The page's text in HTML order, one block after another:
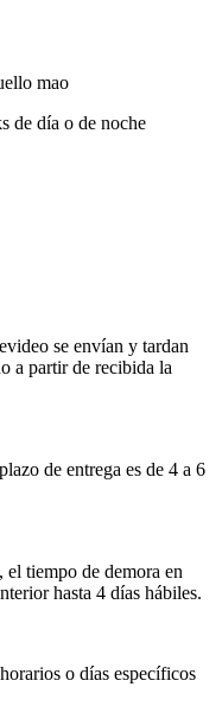
mao
de día o de noche
se envían y tardan
a partir de recibida la
de entrega es de 4 a 6
el tiempo de demora en
hasta 4 días hábiles.
o días específicos